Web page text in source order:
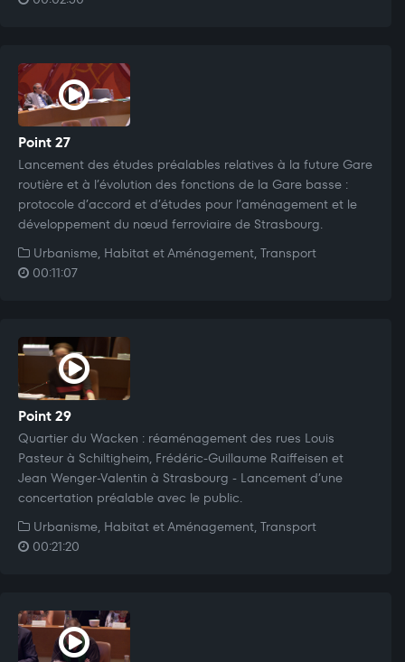
Point 27
Lancement des études préalables relatives à la future Gare
routière et à l’évolution des fonctions de la Gare basse :
protocole d’accord et d’études pour l’aménagement et le
développement du nœud ferroviaire de Strasbourg.
Urbanisme, Habitat et Aménagement, Transport
00:11:07
Point 29
Quartier du Wacken : réaménagement des rues Louis
Pasteur à Schiltigheim, Frédéric-Guillaume Raiffeisen et
Jean Wenger-Valentin à Strasbourg - Lancement d’une
concertation préalable avec le public.
Urbanisme, Habitat et Aménagement, Transport
00:21:20